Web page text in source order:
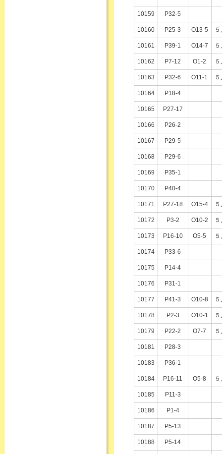
10159 P32-5
10160 P25-3 O13-5
10161 P39-1 O14-7
10162 P7-12 O1-2
10163 P32-6 O11-1
10164 P18-4
10165 P27-17
10166 P26-2
10167 P29-5
10168 P29-6
10169 P35-1
10170 P40-4
10171 P27-18 O15-4
10172 P3-2 O10-2
10173 P16-10 O5-5
10174 P33-6
10175 P14-4
10176 P31-1
10177 P41-3 O10-8
10178 P2-3 O10-1
10179 P22-2 O7-7
10181 P28-3
10183 P36-1
10184 P16-11 O5-8
10185 P11-3
10186 P1-4
10187 P5-13
10188 P5-14